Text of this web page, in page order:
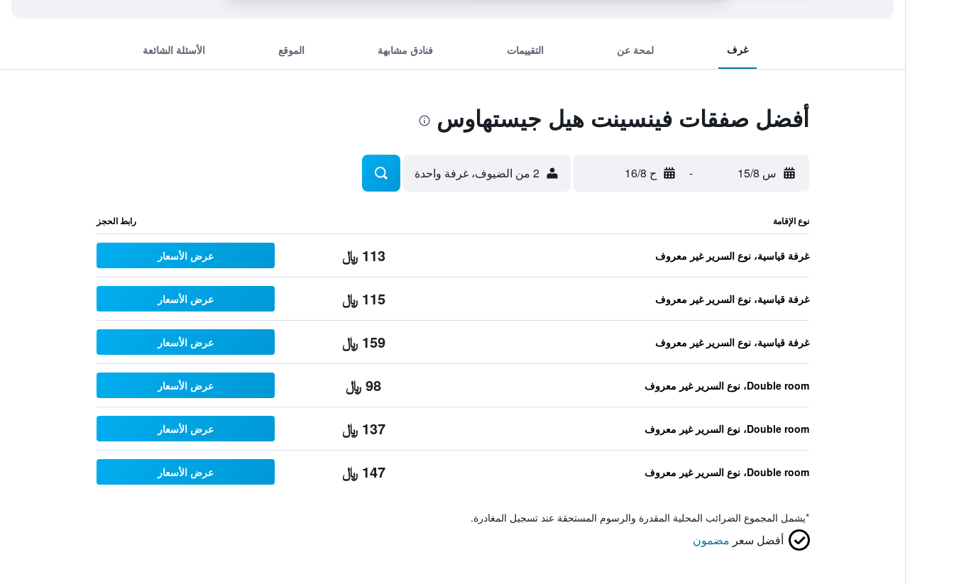
غرف لمحة عن التقييمات فنادق مشابهة الموقع الأسئلة الشائعة
أفضل صفقات فينسينت هيل جيستهاوس
س 15/8 - ح 16/8 2 من الضيوف، غرفة واحدة
نوع الإقامة رابط الحجز
غرفة قياسية، نوع السرير غير معروف 113 ﷼ عرض الأسعار
غرفة قياسية، نوع السرير غير معروف 115 ﷼ عرض الأسعار
غرفة قياسية، نوع السرير غير معروف 159 ﷼ عرض الأسعار
Double room، نوع السرير غير معروف 98 ﷼ عرض الأسعار
Double room، نوع السرير غير معروف 137 ﷼ عرض الأسعار
Double room، نوع السرير غير معروف 147 ﷼ عرض الأسعار
*يشمل المجموع الضرائب المحلية المقدرة والرسوم المستحقة عند تسجيل المغادرة.
أفضل سعر مضمون